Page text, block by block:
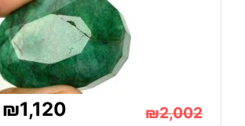
₪2,002
₪1,120